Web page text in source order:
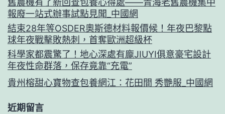
舊農機有了新回查包養心得處——青海老舊農機集中
報廢一站式辦事試點見聞_中國網
結束28年等OSDER奧斯德材料報價候！年夜巴黎點
球年夜戰擊敗熱刺，首奪歐洲超級杯
科學家都震驚了！地心深處有龐JIUYI俱意豪宅設計
年夜性命群落，保存竟靠“充電”
貴州榕甜心寶物查包養網江：花田間 秀艷服_中國網
近期留言